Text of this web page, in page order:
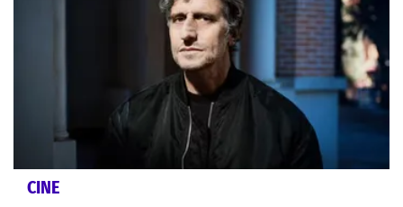
CINE